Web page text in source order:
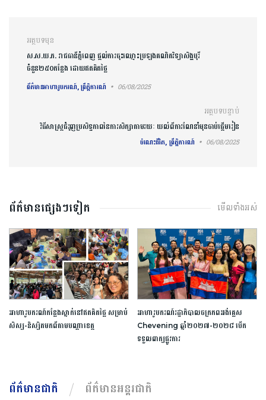
ការ​នាំទិស​ប្រកាស
អត្ថបទមុន
ស.ស.យ.ក. រាជធានីភ្នំពេញ ផ្តល់​ការ​ចុះឈ្មោះ​ប្រឡង​គណិតវិទ្យាសិង្ហបុរី
ចំនួន២៥០កន្លែង ដោយ​ឥតគិតថ្លៃ
ព័ត៌មានអាហារូបករណ៍, ព្រឹត្តិការណ៍ 06/08/2025
អត្ថបទបន្ទាប់
វិធីសាស្រ្ត​ជំរុញប្រសិទ្ធភាពនៃការសិក្សាតាមរយៈ យល់ពីការណែនាំមុនចាប់ផ្តើមរៀន
ចំណេះជីវិត, ព្រឹត្តិការណ៍ 06/08/2025
ព័ត៌មានផ្សេងៗទៀត មើលទាំងអស់
អាហារូបករណ៍​កន្លែង​ស្នាក់​នៅ​ឥត​គិត​ថ្លៃ​ ​សម្រាប់​
សិស្ស​-​និស្សិត​មកពី​តាម​បណ្តា​ខេត្ត​
អាហារូបករណ៍​រដ្ឋាភិបាល​ចក្រភព​អង់គ្លេស​ ​
Chevening​ ​ឆ្នាំ​២០២៧​-​២០២៨​ ​បើក​
ទទួល​ពាក្យ​ផ្លូវការ​
ព័ត៌មានជាតិ ព័ត៌មានអន្តរជាតិ